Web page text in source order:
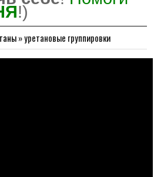
!)
»уретановые группировки